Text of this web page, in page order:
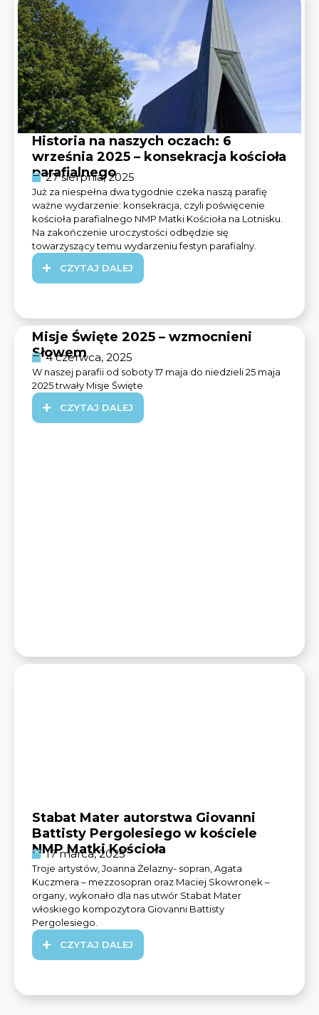
Historia na naszych oczach: 6
września 2025 – konsekracja kościoła
parafialnego
27 sierpnia, 2025
Już za niespełna dwa tygodnie czeka naszą parafię
ważne wydarzenie: konsekracja, czyli poświęcenie
kościoła parafialnego NMP Matki Kościoła na Lotnisku.
Na zakończenie uroczystości odbędzie się
towarzyszący temu wydarzeniu festyn parafialny.
CZYTAJ DALEJ
Misje Święte 2025 – wzmocnieni
Słowem
4 czerwca, 2025
W naszej parafii od soboty 17 maja do niedzieli 25 maja
2025 trwały Misje Święte
CZYTAJ DALEJ
Stabat Mater autorstwa Giovanni
Battisty Pergolesiego w kościele
NMP Matki Kościoła
17 marca, 2025
Troje artystów, Joanna Żelazny- sopran, Agata
Kuczmera – mezzosopran oraz Maciej Skowronek –
organy, wykonało dla nas utwór Stabat Mater
włoskiego kompozytora Giovanni Battisty
Pergolesiego.
CZYTAJ DALEJ